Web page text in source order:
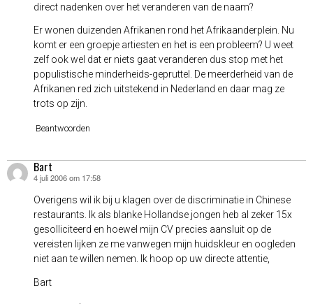
direct nadenken over het veranderen van de naam?
Er wonen duizenden Afrikanen rond het Afrikaanderplein. Nu
komt er een groepje artiesten en het is een probleem? U weet
zelf ook wel dat er niets gaat veranderen dus stop met het
populistische minderheids-gepruttel. De meerderheid van de
Afrikanen red zich uitstekend in Nederland en daar mag ze
trots op zijn.
Beantwoorden
Bart
schreef:
4 juli 2006 om 17:58
Overigens wil ik bij u klagen over de discriminatie in Chinese
restaurants. Ik als blanke Hollandse jongen heb al zeker 15x
gesolliciteerd en hoewel mijn CV precies aansluit op de
vereisten lijken ze me vanwegen mijn huidskleur en oogleden
niet aan te willen nemen. Ik hoop op uw directe attentie,
Bart